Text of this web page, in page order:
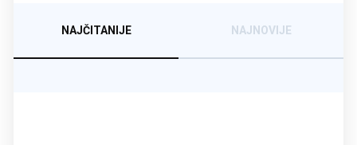
NAJČITANIJE NAJNOVIJE